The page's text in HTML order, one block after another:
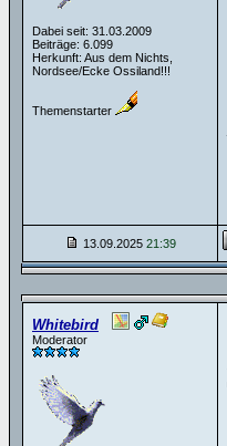
Dabei seit: 31.03.2009
Beiträge: 6.099
Herkunft: Aus dem Nichts,
Nordsee/Ecke Ossiland!!!
Themenstarter
13.09.2025 21:39
Whitebird
Moderator